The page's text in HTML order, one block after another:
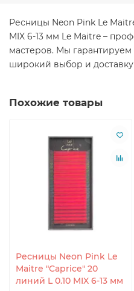
Ресницы Neon Pink Le
MIX 6-13 мм Le Maitre –
мастеров. Мы гарантируем
широкий выбор и
Похожие товары
Ресницы Neon Pink Le
Maitre "Caprice" 20
линий L 0.10 MIX 6-13 мм